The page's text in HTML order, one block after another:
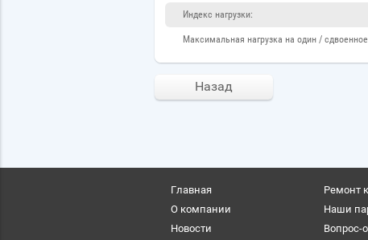
Индекс нагрузки:
Максимальная нагрузка на один /
Назад
Главная
О компании
Новости
Ремонт
Наши
Вопрос-